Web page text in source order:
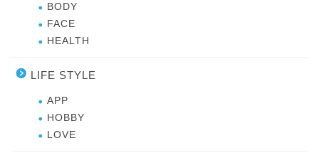
BODY
FACE
HEALTH
LIFE STYLE
APP
HOBBY
LOVE